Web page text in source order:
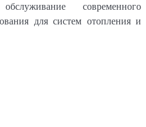
современного
для систем отопления и